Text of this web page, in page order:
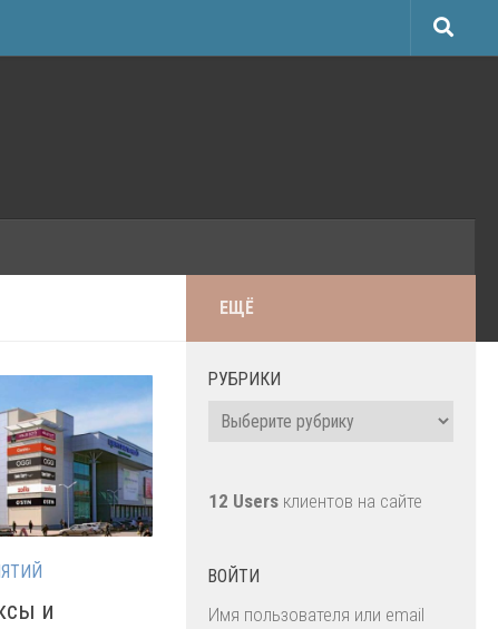
и
ЕЩЁ
РУБРИКИ
Рубрики
12 Users клиентов на сайте
ВОЙТИ
Имя пользователя или email